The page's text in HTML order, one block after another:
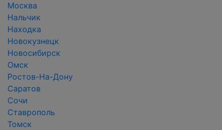
Москва
Нальчик
Находка
Новокузнецк
Новосибирск
Омск
Ростов-На-Дону
Саратов
Сочи
Ставрополь
Томск